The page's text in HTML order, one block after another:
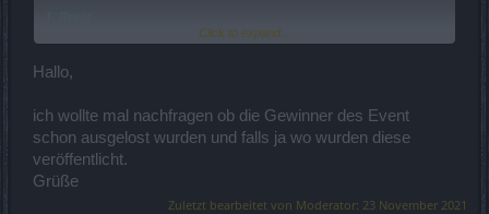
Langvergessener Skelettdrache
1 Juwel des Zutatenjägers
Click to expand...
Hallo,
ich wollte mal nachfragen ob die Gewinner des Event
schon ausgelost wurden und falls ja wo wurden diese
veröffentlicht.
Grüße
Zuletzt bearbeitet von Moderator: 23 November 2021